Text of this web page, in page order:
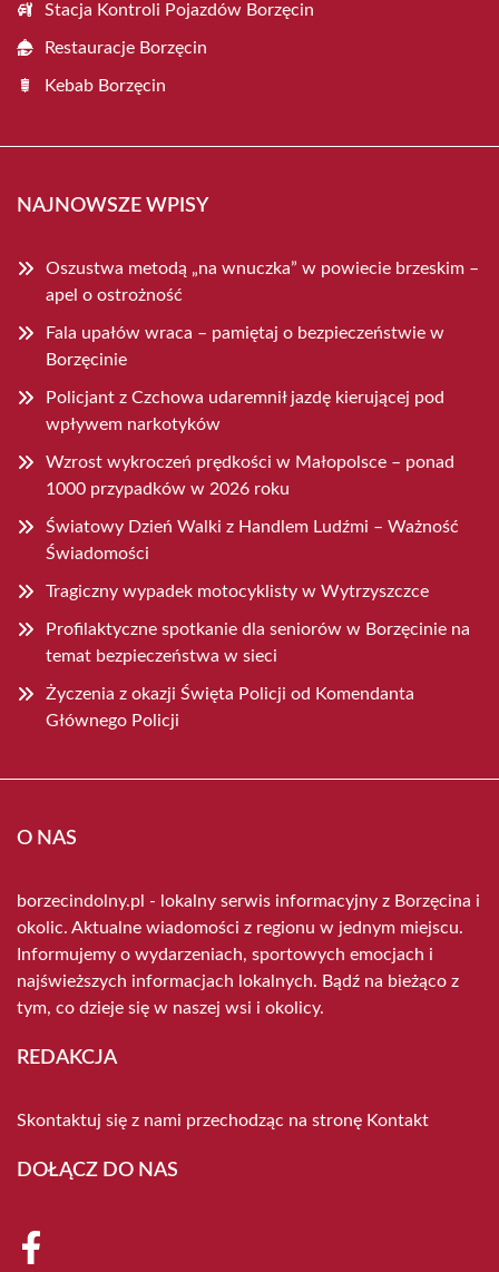
Stacja Kontroli Pojazdów Borzęcin
Restauracje Borzęcin
Kebab Borzęcin
NAJNOWSZE WPISY
Oszustwa metodą „na wnuczka” w powiecie brzeskim –
apel o ostrożność
Fala upałów wraca – pamiętaj o bezpieczeństwie w
Borzęcinie
Policjant z Czchowa udaremnił jazdę kierującej pod
wpływem narkotyków
Wzrost wykroczeń prędkości w Małopolsce – ponad
1000 przypadków w 2026 roku
Światowy Dzień Walki z Handlem Ludźmi – Ważność
Świadomości
Tragiczny wypadek motocyklisty w Wytrzyszczce
Profilaktyczne spotkanie dla seniorów w Borzęcinie na
temat bezpieczeństwa w sieci
Życzenia z okazji Święta Policji od Komendanta
Głównego Policji
O NAS
borzecindolny.pl - lokalny serwis informacyjny z Borzęcina i
okolic. Aktualne wiadomości z regionu w jednym miejscu.
Informujemy o wydarzeniach, sportowych emocjach i
najświeższych informacjach lokalnych. Bądź na bieżąco z
tym, co dzieje się w naszej wsi i okolicy.
REDAKCJA
Skontaktuj się z nami przechodząc na stronę Kontakt
DOŁĄCZ DO NAS